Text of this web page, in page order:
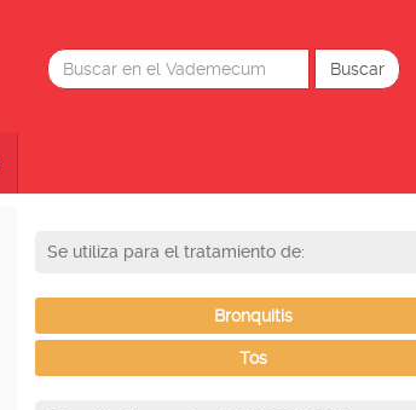
Se utiliza para el tratamiento de:
Bronquitis
Tos